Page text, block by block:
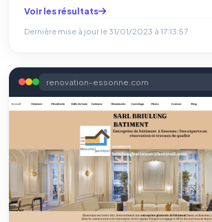
Voir les résultats
Dernière mise à jour le31/01/2023 à 17:13:57
renovation-essonne.com